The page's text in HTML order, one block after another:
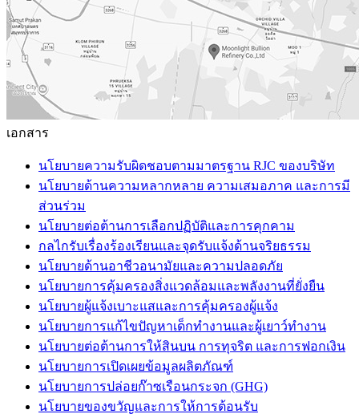
เอกสาร
นโยบายความรับผิดชอบตามมาตรฐาน RJC ของบริษัท
นโยบายด้านความหลากหลาย ความเสมอภาค และการมี
ส่วนร่วม
นโยบายต่อต้านการเลือกปฏิบัติและการคุกคาม
กลไกรับเรื่องร้องเรียนและจุดรับแจ้งด้านจริยธรรม
นโยบายด้านอาชีวอนามัยและความปลอดภัย
นโยบายการคุ้มครองสิ่งแวดล้อมและพลังงานที่ยั่งยืน
นโยบายผู้แจ้งเบาะแสและการคุ้มครองผู้แจ้ง
นโยบายการแก้ไขปัญหาเด็กทำงานและผู้เยาว์ทำงาน
นโยบายต่อต้านการให้สินบน การทุจริต และการฟอกเงิน
นโยบายการเปิดเผยข้อมูลผลิตภัณฑ์
นโยบายการปล่อยก๊าซเรือนกระจก (GHG)
นโยบายของขวัญและการให้การต้อนรับ